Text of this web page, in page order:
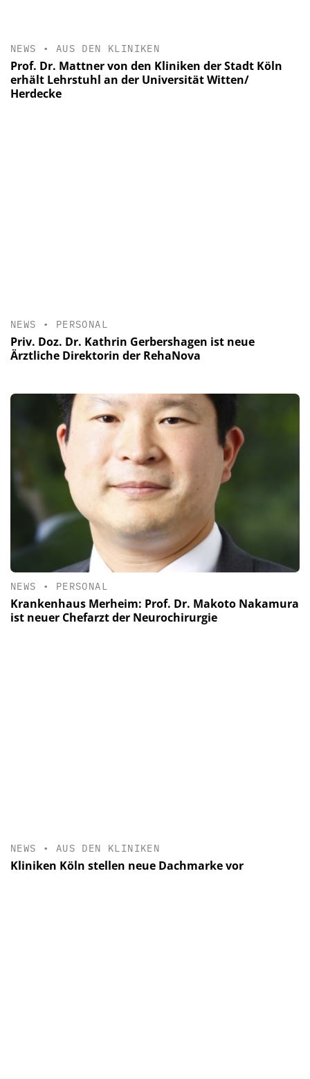
NEWS • AUS DEN KLINIKEN
Prof. Dr. Mattner von den Kliniken der Stadt Köln
erhält Lehrstuhl an der Universität Witten/
Herdecke
NEWS • PERSONAL
Priv. Doz. Dr. Kathrin Gerbershagen ist neue
Ärztliche Direktorin der RehaNova
NEWS • PERSONAL
Krankenhaus Merheim: Prof. Dr. Makoto Nakamura
ist neuer Chefarzt der Neurochirurgie
NEWS • AUS DEN KLINIKEN
Kliniken Köln stellen neue Dachmarke vor